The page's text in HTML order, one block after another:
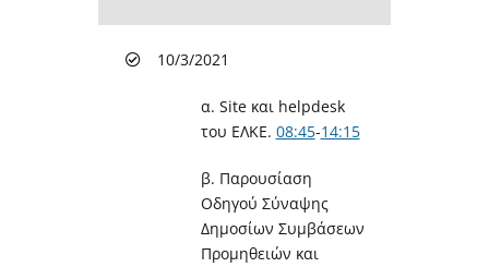
10/3/2021
α. Site και helpdesk
του ΕΛΚΕ. 08:45​-14:15
β. Παρουσίαση
Οδηγού Σύναψης
Δημοσίων Συμβάσεων
Προμηθειών και